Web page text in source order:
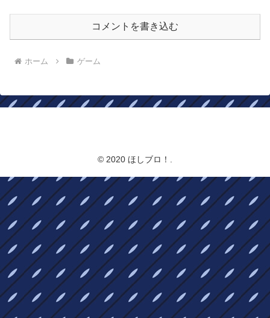
コメントを書き込む
ホーム ゲーム
© 2020 ほしブロ！.